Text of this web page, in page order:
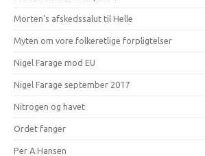
Morten's afskedssalut til Helle
Myten om vore folkeretlige forpligtelser
Nigel Farage mod EU
Nigel Farage september 2017
Nitrogen og havet
Ordet fanger
Per A Hansen